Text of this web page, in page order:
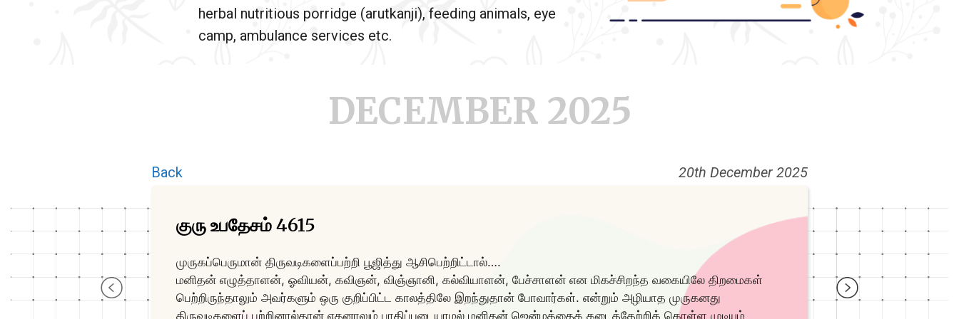
herbal nutritious porridge (arutkanji), feeding animals, eye
camp, ambulance services etc.
DECEMBER 2025
Back 20th December 2025
குரு உபதேசம் 4615
முருகப்பெருமான் திருவடிகளைப்பற்றி பூஜித்து ஆசிபெற்றிட்டால்….
மனிதன் எழுத்தாளன், ஓவியன், கவிஞன், விஞ்ஞானி, கல்வியாளன், பேச்சாளன் என மிகச்சிறந்த வகையிலே திறமைகள்
பெற்றிருந்தாலும் அவர்களும் ஒரு குறிப்பிட்ட காலத்திலே இறந்துதான் போவார்கள். என்றும் அழியாத முருகனது
திருவடிகளைப் பற்றினால்தான் எதனாலும் பாதிப்படையாமல் மனிதன் ஜென்மத்தைக் கடைத்தேற்றிக் கொள்ள முடியும்